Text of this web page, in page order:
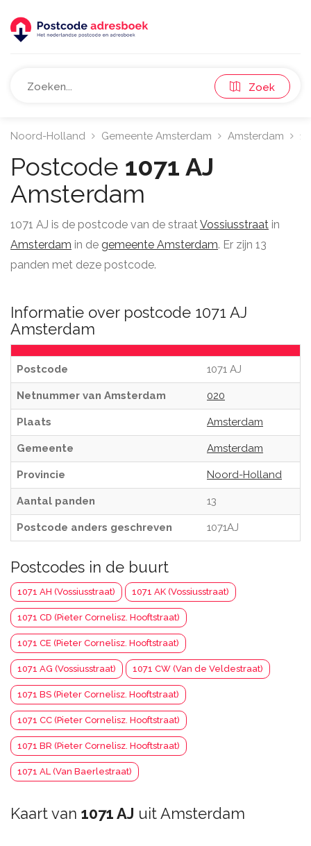
Zoek
Noord-Holland Gemeente Amsterdam Amsterdam
Postcode 1071 AJ
Amsterdam
1071 AJ is de postcode van de straatVossiusstraat in
Amsterdam in de gemeente Amsterdam. Er zijn 13
panden met deze postcode.
Informatie over postcode 1071 AJ
Amsterdam
Postcode 1071 AJ
Netnummer van Amsterdam 020
Plaats Amsterdam
Gemeente Amsterdam
Provincie Noord-Holland
Aantal panden 13
Postcode anders geschreven 1071AJ
Postcodes in de buurt
1071 AH (Vossiusstraat) 1071 AK (Vossiusstraat)
1071 CD (Pieter Cornelisz. Hooftstraat)
1071 CE (Pieter Cornelisz. Hooftstraat)
1071 AG (Vossiusstraat) 1071 CW (Van de Veldestraat)
1071 BS (Pieter Cornelisz. Hooftstraat)
1071 CC (Pieter Cornelisz. Hooftstraat)
1071 BR (Pieter Cornelisz. Hooftstraat)
1071 AL (Van Baerlestraat)
Kaart van 1071 AJ uit Amsterdam